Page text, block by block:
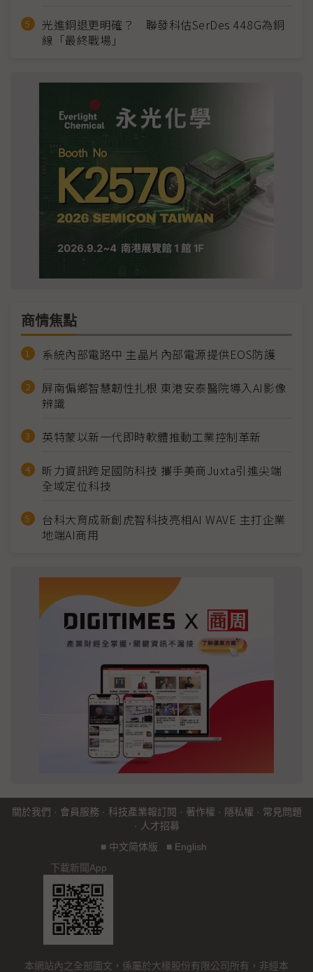
光進銅退更明確？ 聯發科估SerDes 448G為銅
線「最終戰場」
商情焦點
系統內部電路中 主晶片內部電源提供EOS防護
屏南偏鄉智慧韌性扎根 東港安泰醫院導入AI影像
辨識
英特蒙以新一代即時軟體推動工業控制革新
昕力資訊跨足國防科技 攜手美商Juxta引進尖端
全域定位科技
台科大育成新創虎智科技亮相AI WAVE 主打企業
地端AI商用
關於我們 · 會員服務 · 科技產業報訂閱 · 著作權 · 隱私權 · 常見問題
· 人才招募
■ 中文简体版 ■ English
下載新聞App
本網站內之全部圖文，係屬於大椽股份有限公司所有，非經本